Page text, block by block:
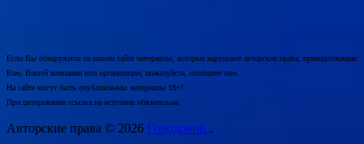
Если Вы обнаружили на нашем сайте материалы, которые нарушают авторские права, принадлежащие
Вам, Вашей компании или организации, пожалуйста, сообщите нам.
На сайте могут быть опубликованы материалы 18+!
При цитировании ссылка на источник обязательна.
Авторские права © 2026 Городовой..